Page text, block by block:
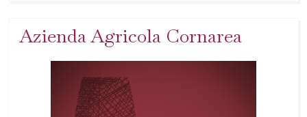
Azienda Agricola Cornarea